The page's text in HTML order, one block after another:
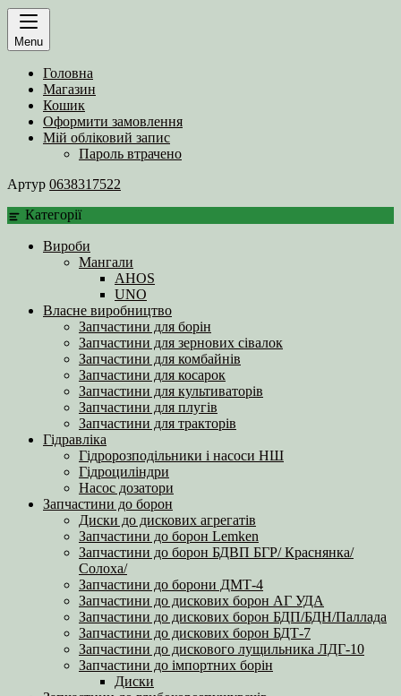
Menu
Головна
Магазин
Кошик
Оформити замовлення
Мій обліковий запис
Пароль втрачено
Артур 0638317522
Категорії
Вироби
Мангали
AHOS
UNO
Власне виробництво
Запчастини для борін
Запчастини для зернових сівалок
Запчастини для комбайнів
Запчастини для косарок
Запчастини для культиваторів
Запчастини для плугів
Запчастини для тракторів
Гідравліка
Гідророзподільники і насоси НШ
Гідроциліндри
Насос дозатори
Запчастини до борон
Диски до дискових агрегатів
Запчастини до борон Lemken
Запчастини до борон БДВП БГР/ Краснянка/
Солоха/
Запчастини до борони ДМТ-4
Запчастини до дискових борон АГ УДА
Запчастини до дискових борон БДП/БДН/Паллада
Запчастини до дискових борон БДТ-7
Запчастини до дискового лущильника ЛДГ-10
Запчастини до імпортних борін
Диски